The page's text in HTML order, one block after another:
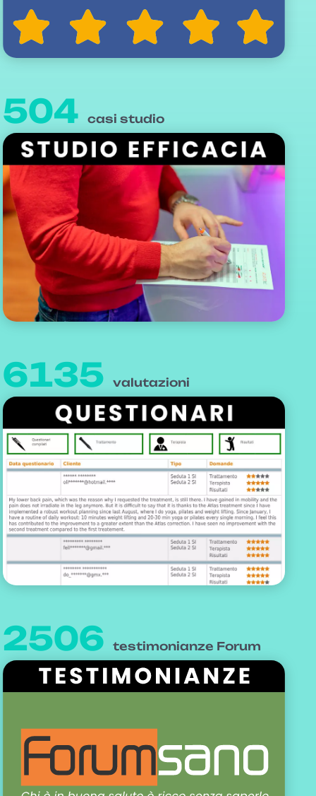
504 casi studio
6135 valutazioni
2506 testimonianze Forum